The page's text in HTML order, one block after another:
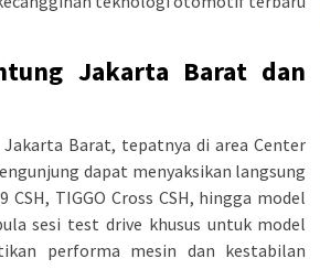
Jakarta Barat dan
Barat, tepatnya di area Center
dapat menyaksikan langsung
TIGGO Cross CSH, hingga model
sesi test drive khusus untuk model
performa mesin dan kestabilan